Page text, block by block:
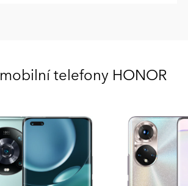
telefony HONOR